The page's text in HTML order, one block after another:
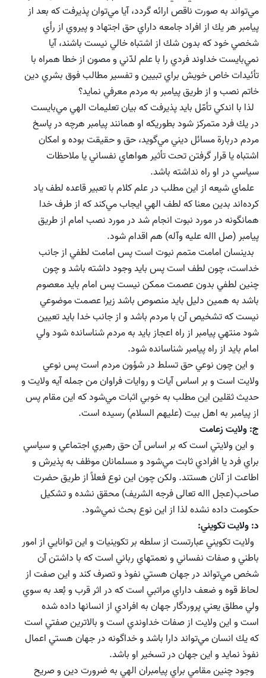
مي‌تواند به صورت ناقص ارائه گردد،‌‌ آيا مي‌توان پذيرفت كه بعد از
پيامبر هر يك از افراد جامعه داراي حق اجتهاد و پيروي از رأي
شخصي خود كه بدون شك از اشتباه خالي نيست باشند، آيا
نمي‌بايست خداوند فردي را با علم لدّني و مصون از خطا همراه با
تأئيدات خاص خويش براي تبيين و تفسير مطالب فوق بشري دين
خاتم نصب و از طريق پيامبر به مردم معرفي نمايد؟
لذا با اندكي تأمّل بايد پذيرفت كه بيان تعليمات الهي مي‌بايست
در يك فرد متمركز شود بطوريكه او همانند پيامبر هرچه در پاسخ
مردم دربارة مسائل ديني مي‌گويد، حق و حقيقت بوده و امكان
اشتباه يا قرار گرفتن تحت تأثير هواهاي نفساني يا ملاحظات
سياسي در او راه نداشته باشد.
علماي شيعه از اين مطلب در علم كلام با تعبير قاعده لطف ياد
كرده‌اند بدين معنا كه لطف الهي ايجاب مي‌كند كه از طرف خدا
همانگونه در مورد نبوت انجام شد در مورد نصب امام از طريق
پيامبر (صل االه علیه وآله) هم اقدام شود.
بدينسان امامت متمم نبوت است پس امامت لطفي از جانب
خداست، چون لطف است پس بايد وجود داشته باشد و چون
چنين لطفي بدون عصمت ممكن نيست پس امام بايد معصوم
باشد به همين دليل بايد منصوص باشد زيرا عصمت موضوعي
نيست كه تشخيص آن با مردم باشد و از جانب خدا بايد تعيين
شود منتهي پيامبر از راه اعجاز بايد به مردم شناسانده شود ولي
امام بايد از راه پيامبر شناسانده شود.
و اين چون نوعي حق تسلط در شؤون مردم است پس نوعي
ولايت است و بر اساس آيات و روايات فراوان من جمله آيه ولايت و
حديث ثقلين اين مطلب به خوبي اثبات مي‌شود كه اين مقام پس
از پيامبر به اهل بيت (علیهم السلام) رسيده است.
ج: ولايت زعامت
و اين ولايتي است كه بر اساس آن حق رهبري اجتماعي و سياسي
براي فرد يا افرادي ثابت مي‌شود و مسلمانان موظف به پذيرش و
اطاعت از آنان هستند. ولكن چون اين نوع فعلاً از طريق حضرت
صاحب(عجل االه تعالی فرجه الشریف) محقق نشده و تشكيل
حكومت داده نشده لذا از اين نوع بحث نمي‌شود.
د: ولايت تكويني:
ولايت تكويني عبارتست از سلطه بر تكوينيات و اين توانايي از امور
باطني و صفات نفساني و نعمتهاي رباني است كه با داشتن آن
شخص مي‌تواند در جهان هستي نفوذ و تصرف كند و اين صفت از
لحاظ قوه و ضعف داراي مراتبي است كه در اثر قرب و بُعد به سوي
ولي مطلق يعني پروردگار جهان به افرادي از انسانها داده شده
است و اين ولايت از صفات خداوندي است و بالاترين صفتي است
كه يك انسان مي‌تواند دارا باشد و خداگونه در جهان هستي اعمال
نفوذ نمايد و اين جهان در تسخير او باشد.
وجود چنين مقامي براي پيامبران الهي به ضرورت دين و صريح